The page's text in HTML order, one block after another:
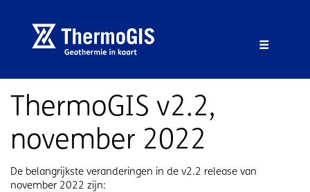
ThermoGIS v2.2,
november 2022
De belangrijkste veranderingen in de v2.2 release van
november 2022 zijn: